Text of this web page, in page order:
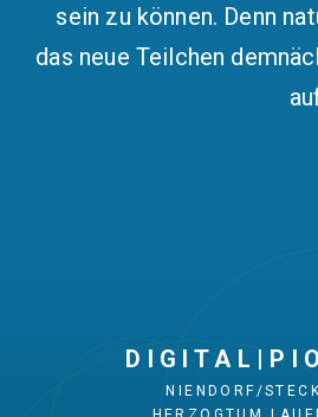
sein zu können. Denn
das neue Teilchen
D I G I T A L | P I
NIENDORF/